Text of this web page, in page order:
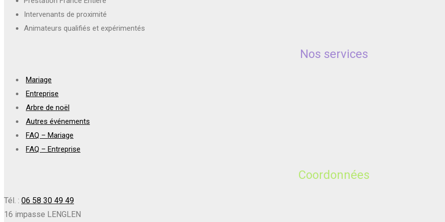
Intervenants de proximité
Animateurs qualifiés et expérimentés
Nos services
Mariage
Entreprise
Arbre de noël
Autres événements
FAQ – Mariage
FAQ – Entreprise
Coordonnées
Tél. : 06 58 30 49 49
16 impasse LENGLEN